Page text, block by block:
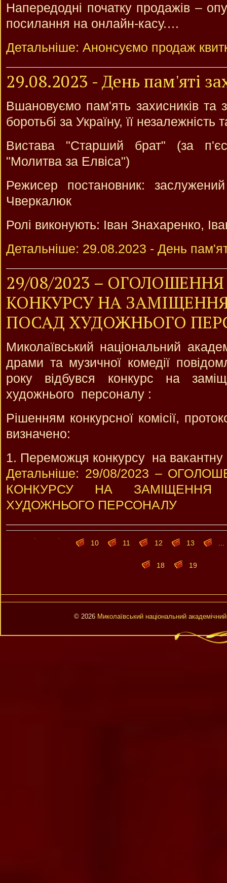
Напередодні початку продажів –
посилання на онлайн-касу.…
Детальніше: Анонсуємо продаж
29.08.2023 - День пам'яті
Вшановуємо пам'ять захисників та
боротьбі за Україну, її незалежність
Вистава "Старший брат" (за
"Молитва за Елвіса")
Режисер постановник:
Чверкалюк
Ролі виконують: Іван Знахаренко,
Детальніше: 29.08.2023 - День
29/08/2023 –
КОНКУРСУ НА
ПОСАД ХУДОЖНЬОГО
Миколаївський національний
драми та музичної комедії
року відбувся конкурс на
художнього персоналу :
Рішенням конкурсної комісії,
визначено:
Переможця конкурсу на
Детальніше: 29/08/2023 –
КОНКУРСУ НА ЗАМІЩЕННЯ
ХУДОЖНЬОГО ПЕРСОНАЛУ
10 11 12 13 ...
18 19
© 2026 Миколаївський національний